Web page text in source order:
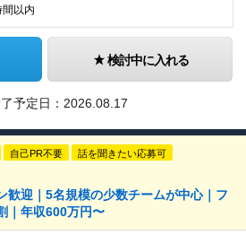
間以内
検討中に入れる
予定日： 2026.08.17
自己PR不要 話を聞きたい応募可
歓迎｜5名規模の少数チームが中心｜フ
｜年収600万円〜